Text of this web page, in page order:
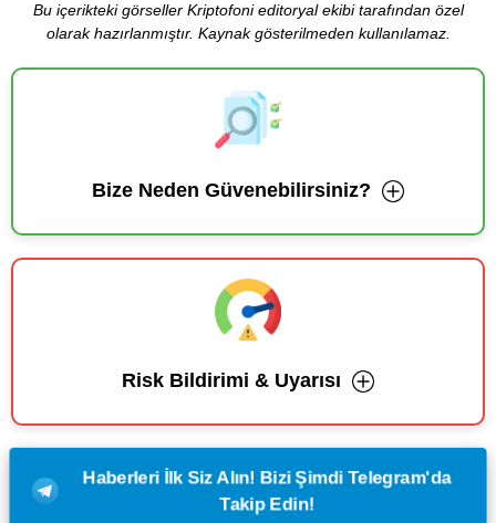
Bu içerikteki görseller Kriptofoni editoryal ekibi tarafından özel
olarak hazırlanmıştır. Kaynak gösterilmeden kullanılamaz.
Bize Neden Güvenebilirsiniz?
Risk Bildirimi & Uyarısı
Haberleri İlk Siz Alın! Bizi Şimdi Telegram'da
Takip Edin!